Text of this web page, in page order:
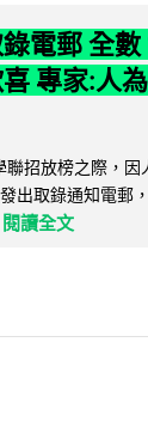
電郵 全數
專家:人
招放榜之際，因
出取錄通知電郵
閱讀全文